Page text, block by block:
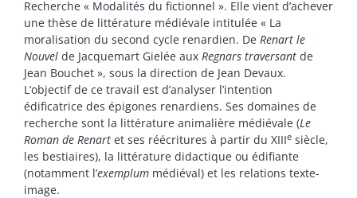
Recherche « Modalités du fictionnel ». Elle vient d’achever
une thèse de littérature médiévale intitulée « La
moralisation du second cycle renardien. De Renart le
Nouvel de Jacquemart Gielée aux Regnars traversant de
Jean Bouchet », sous la direction de Jean Devaux.
L’objectif de ce travail est d’analyser l’intention
édificatrice des épigones renardiens. Ses domaines de
recherche sont la littérature animalière médiévale (Le
Roman de Renart et ses réécritures à partir du XIIIe siècle,
les bestiaires), la littérature didactique ou édifiante
(notamment l’exemplum médiéval) et les relations texte-
image.